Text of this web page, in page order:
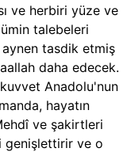
ve herbiri yüze ve
talebeleri
aynen tasdik etmiş
daha edecek.
Anadolu'nun
hayatın
ve şakirtleri
genişlettirir ve o